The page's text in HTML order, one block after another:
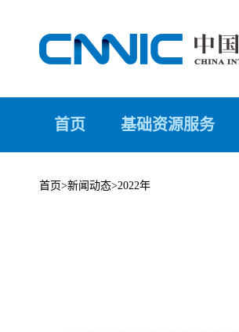
首页 基础资源服务
首页>新闻动态>2022年